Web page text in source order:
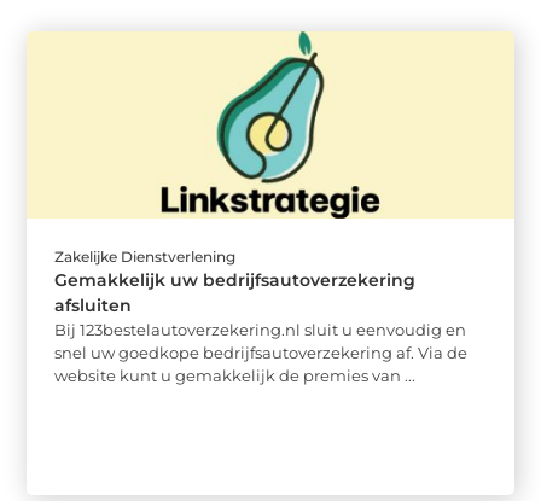
Zakelijke Dienstverlening
Gemakkelijk uw bedrijfsautoverzekering
afsluiten
Bij 123bestelautoverzekering.nl sluit u eenvoudig en
snel uw goedkope bedrijfsautoverzekering af. Via de
website kunt u gemakkelijk de premies van ...